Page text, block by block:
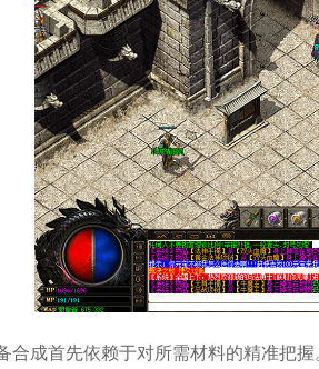
合成首先依赖于对所需材料的精准把